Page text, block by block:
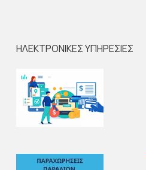
ΗΛΕΚΤΡΟΝΙΚΕΣ ΥΠΗΡΕΣΙΕΣ